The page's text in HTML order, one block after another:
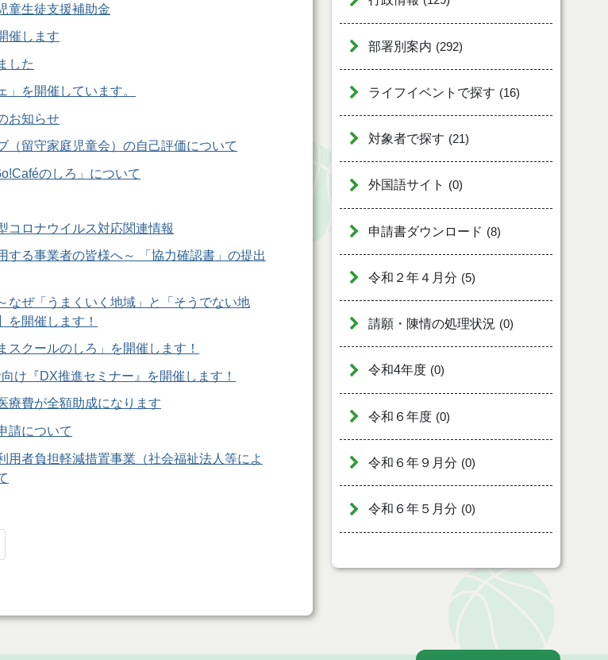
童生徒支援補助金
催します
した
を開催しています。
お知らせ
（留守家庭児童会）の自己評価について
のしろ」について
コロナウイルス対応関連情報
する事業者の皆様へ～ 「協力確認書」の提出
なぜ「うまくいく地域」と「そうでない地
を開催します！
スクールのしろ」を開催します！
け『DX推進セミナー』を開催します！
療費が全額助成になります
請について
用者負担軽減措置事業（社会福祉法人等によ
部署別案内 (292)
ライフイベントで探す (16)
対象者で探す (21)
外国語サイト (0)
申請書ダウンロード (8)
令和２年４月分 (5)
請願・陳情の処理状況 (0)
令和4年度 (0)
令和６年度 (0)
令和６年９月分 (0)
令和６年５月分 (0)